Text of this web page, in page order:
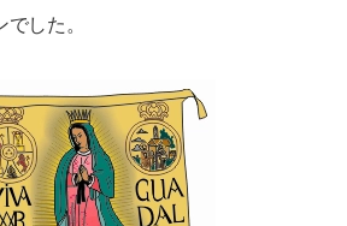
した。